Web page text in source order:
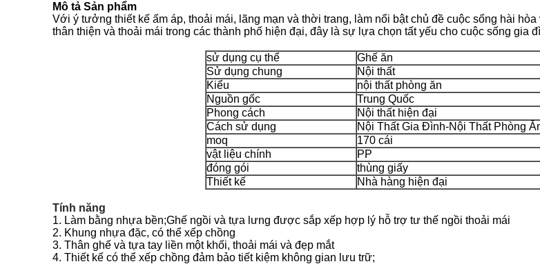
Mô tả Sản phẩm
Với ý tưởng thiết kế ấm áp, thoải mái, lãng mạn và thời trang, làm nổi bật chủ đề cuộc sống hài
thân thiện và thoải mái trong các thành phố hiện đại, đây là sự lựa chọn tất yếu cho cuộc sống gia
sử dụng cụ thể
Ghế ăn
Sử dụng chung
Nội thất
Kiểu
nội thất phòng ăn
Nguồn gốc
Trung Quốc
Phong cách
Nội thất hiện đại
Cách sử dụng
Nội Thất Gia Đình-Nội Thất Phòng
moq
170 cái
vật liệu chính
PP
đóng gói
thùng giấy
Thiết kế
Nhà hàng hiện đại
Tính năng
1. Làm bằng nhựa bền;Ghế ngồi và tựa lưng được sắp xếp hợp lý hỗ trợ tư thế ngồi thoải mái
2. Khung nhựa đặc, có thể xếp chồng
3. Thân ghế và tựa tay liền một khối, thoải mái và đẹp mắt
4. Thiết kế có thể xếp chồng đảm bảo tiết kiệm không gian lưu trữ;